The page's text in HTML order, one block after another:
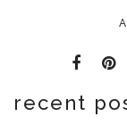
recent